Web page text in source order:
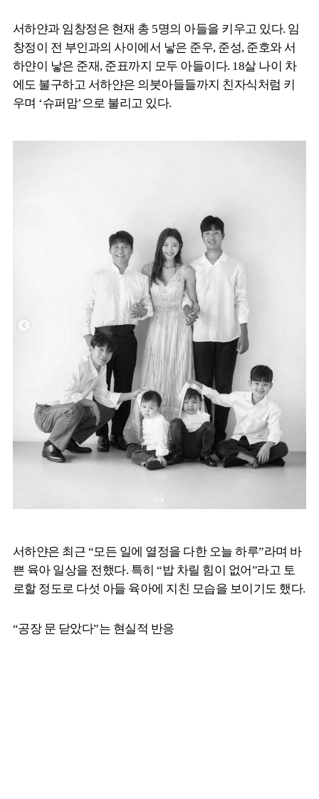
서하얀과 임창정은 현재 총 5명의 아들을 키우고 있다. 임
창정이 전 부인과의 사이에서 낳은 준우, 준성, 준호와 서
하얀이 낳은 준재, 준표까지 모두 아들이다. 18살 나이 차
에도 불구하고 서하얀은 의붓아들들까지 친자식처럼 키
우며 ‘슈퍼맘’으로 불리고 있다.
서하얀은 최근 “모든 일에 열정을 다한 오늘 하루”라며 바
쁜 육아 일상을 전했다. 특히 “밥 차릴 힘이 없어”라고 토
로할 정도로 다섯 아들 육아에 지친 모습을 보이기도 했다.
“공장 문 닫았다”는 현실적 반응